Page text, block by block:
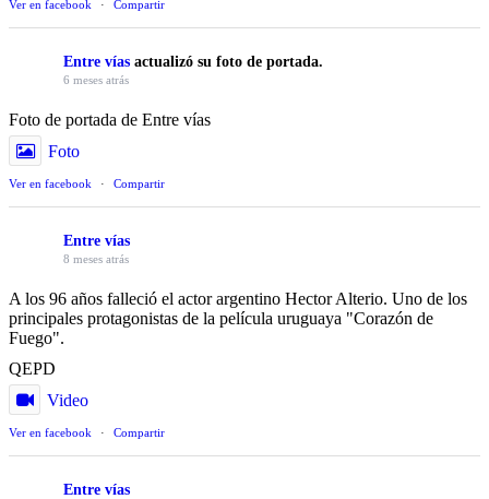
Ver en facebook · Compartir
Entre vías actualizó su foto de portada.
6 meses atrás
Foto de portada de Entre vías
Foto
Ver en facebook · Compartir
Entre vías
8 meses atrás
A los 96 años falleció el actor argentino Hector Alterio. Uno de los
principales protagonistas de la película uruguaya "Corazón de
Fuego".
QEPD
Video
Ver en facebook · Compartir
Entre vías